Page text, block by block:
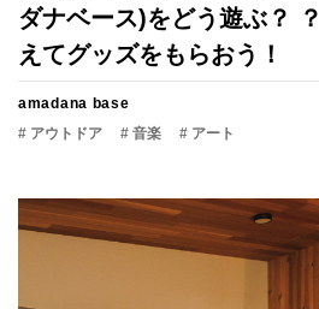
ダナベース)をどう遊ぶ？
えてグッズをもらおう！
amadana base
# アウトドア
# 音楽 # アート